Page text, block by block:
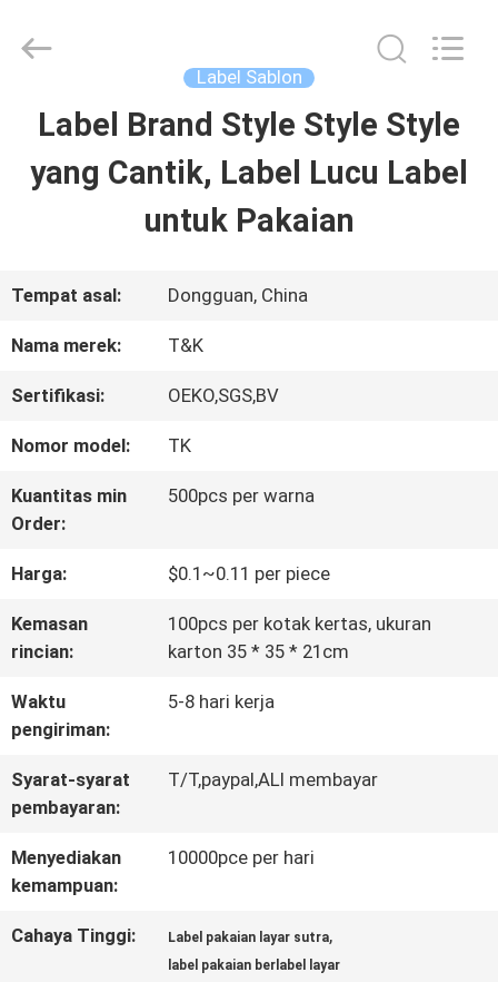
RUMAH
TENTANG
KITA
WISATA
PABRIK
KUALITAS
KAMI
BERITA
SEMUA
KASUS
Garment
Accessories
Reserved.
Label Sablon
Label Brand Style Style Style
yang Cantik, Label Lucu Label
untuk Pakaian
Tempat asal: Dongguan, China
Nama merek: T&K
Sertifikasi: OEKO,SGS,BV
Nomor model: TK
Kuantitas min
Order:
500pcs per warna
Harga: $0.1~0.11 per piece
Kemasan
rincian:
100pcs per kotak kertas, ukuran
karton 35 * 35 * 21cm
Waktu
pengiriman:
5-8 hari kerja
Syarat-syarat
pembayaran:
T/T,paypal,ALI membayar
Menyediakan
kemampuan:
10000pce per hari
Cahaya Tinggi: Label pakaian layar sutra,
label pakaian berlabel layar